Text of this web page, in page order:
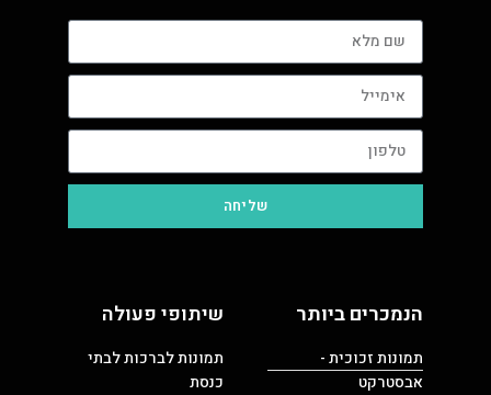
שליחה
הנמכרים ביותר
תמונות זכוכית -
אבסטרקט
שיתופי פעולה
תמונות לברכות לבתי
כנסת